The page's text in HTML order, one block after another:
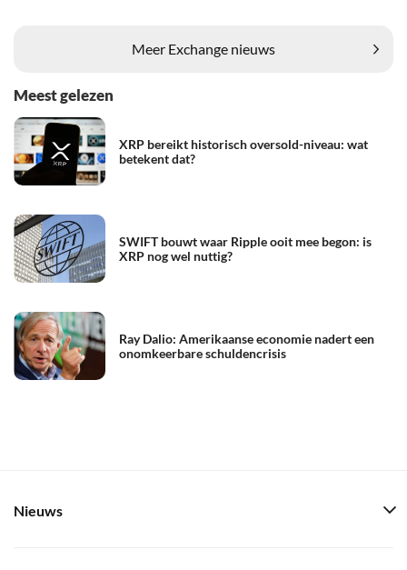
Meer Exchange nieuws
Meest gelezen
XRP bereikt historisch oversold-niveau: wat
betekent dat?
SWIFT bouwt waar Ripple ooit mee begon: is
XRP nog wel nuttig?
Ray Dalio: Amerikaanse economie nadert een
onomkeerbare schuldencrisis
Nieuws